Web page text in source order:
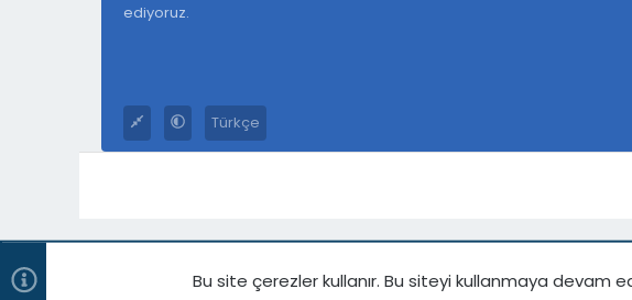
ediyoruz.
Türkçe
Bu site çerezler kullanır. Bu siteyi kullanmaya devam